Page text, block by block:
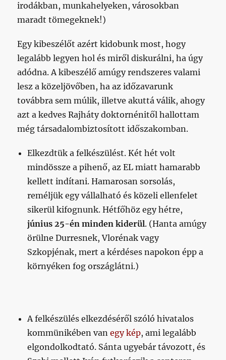
irodákban, munkahelyeken, városokban
maradt tömegeknek!)
Egy kibeszélőt azért kidobunk most, hogy
legalább legyen hol és miről diskurálni, ha úgy
adódna. A kibeszélő amúgy rendszeres valami
lesz a közeljövőben, ha az időzavarunk
továbbra sem múlik, illetve akuttá válik, ahogy
azt a kedves Rajháty doktornénitől hallottam
még társadalombiztosított időszakomban.
Elkezdtük a felkészülést. Két hét volt
mindössze a pihenő, az EL miatt hamarabb
kellett indítani. Hamarosan sorsolás,
reméljük egy vállalható és közeli ellenfelet
sikerül kifognunk. Hétfőhöz egy hétre,
június 25-én minden kiderül. (Hanta amúgy
örülne Durresnek, Vlorénak vagy
Szkopjénak, mert a kérdéses napokon épp a
környéken fog országlátni.)
A felkészülés elkezdéséről szóló hivatalos
kommünikében vanegy kép, ami legalább
elgondolkodtató. Sánta ugyebár távozott, és